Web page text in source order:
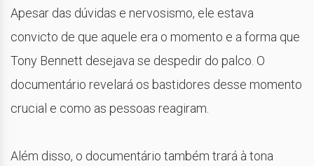
Apesar das dúvidas e nervosismo, ele estava
convicto de que aquele era o momento e a forma que
Tony Bennett desejava se despedir do palco. O
documentário revelará os bastidores desse momento
crucial e como as pessoas reagiram.
Além disso, o documentário também trará à tona